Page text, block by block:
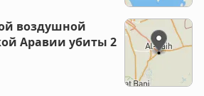
воздушной
Аравии убиты 2